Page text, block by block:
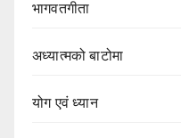
भागवतगीता
अध्यात्मको बाटोमा
योग एवं ध्यान